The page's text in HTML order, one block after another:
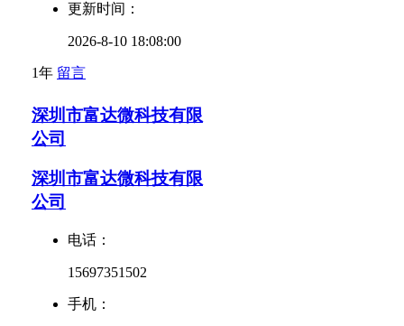
更新时间：
2026-8-10 18:08:00
1年 留言
深圳市富达微科技有限
公司
深圳市富达微科技有限
公司
电话：
15697351502
手机：